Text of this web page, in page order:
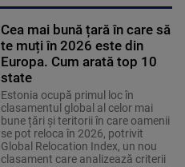
Cea mai bună țară în care să
te muți în 2026 este din
Europa. Cum arată top 10
state
Estonia ocupă primul loc în
clasamentul global al celor mai
bune țări și teritorii în care oamenii
se pot reloca în 2026, potrivit
Global Relocation Index, un nou
clasament care analizează criterii